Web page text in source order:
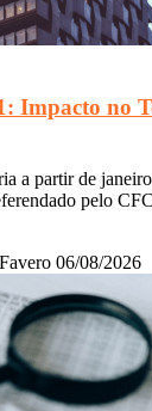
Impacto no
a partir de
pelo
06/08/2026